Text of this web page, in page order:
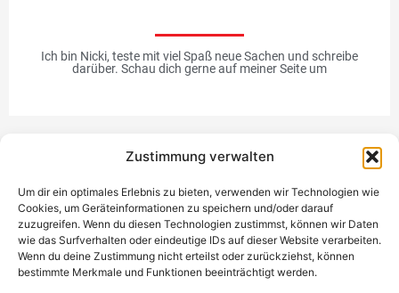
Zustimmung verwalten
Um dir ein optimales Erlebnis zu bieten, verwenden wir Technologien wie
Cookies, um Geräteinformationen zu speichern und/oder darauf
zuzugreifen. Wenn du diesen Technologien zustimmst, können wir Daten
wie das Surfverhalten oder eindeutige IDs auf dieser Website verarbeiten.
Wenn du deine Zustimmung nicht erteilst oder zurückziehst, können
bestimmte Merkmale und Funktionen beeinträchtigt werden.
Ich bin Nicki, teste mit viel Spaß neue Sachen und schreibe
darüber. Schau dich gerne auf meiner Seite um